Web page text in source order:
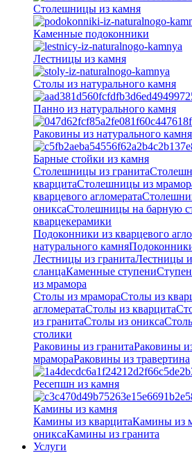
Столешницы из камня
Каменные подоконники
Лестницы из камня
Столы из натурального камня
Панно из натурального камня
Раковины из натурального камня
Барные стойки из камня
Столешницы из гранита
кварцитаСтолешницы из
кварцевого агломерата
ониксаСтолешницы на барную
кварцекерамики
Подоконники из кварцевого
натурального камня
Лестницы из гранитаЛестницы
сланцаКаменные ступени
из мрамора
Столы из мрамораСтолы из
агломератаСтолы из кварцита
из гранитаСтолы из оникса
столики
Раковины из гранитаРаковины
мрамораРаковины из травертина
Ресепшн из камня
Камины из камня
Камины из кварцитаКамины из
ониксаКамины из гранита
Услуги